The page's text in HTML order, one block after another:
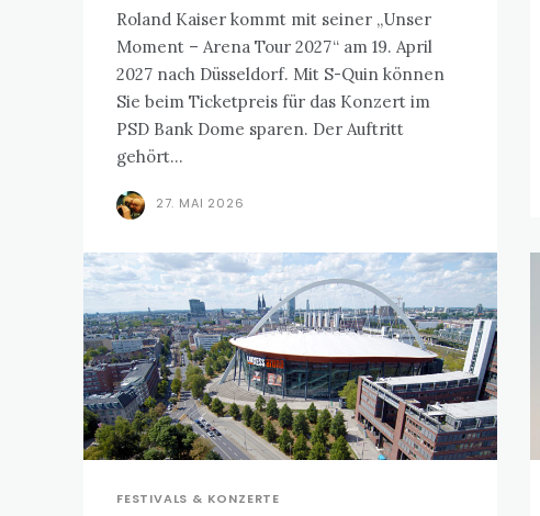
Roland Kaiser kommt mit seiner „Unser
Moment – Arena Tour 2027“ am 19. April
2027 nach Düsseldorf. Mit S-Quin können
Sie beim Ticketpreis für das Konzert im
PSD Bank Dome sparen. Der Auftritt
gehört...
27. MAI 2026
FESTIVALS & KONZERTE